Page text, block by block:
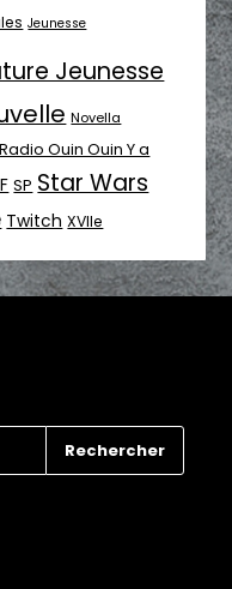
Jeunesse
Jeunesse
Novella
Radio Ouin Ouin Y a
SP Star Wars
Twitch XVIIe